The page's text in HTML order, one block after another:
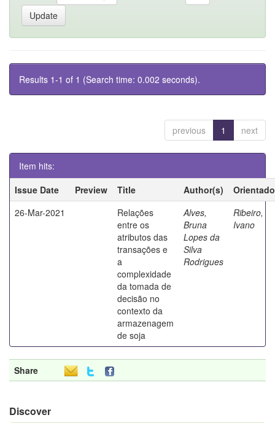
Results 1-1 of 1 (Search time: 0.002 seconds).
previous 1 next
Item hits:
Issue Date
Preview Title Author(s)
26-Mar-2021
Relações
entre os
atributos das
transações e
a
complexidade
da tomada de
decisão no
contexto da
armazenagem
de soja
Alves,
Bruna
Lopes da
Silva
Rodrigues
Ribeiro,
Ivano
Share
Discover